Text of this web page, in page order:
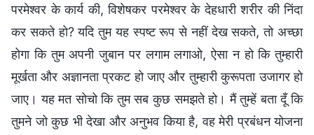
परमेश्वर के कार्य की, विशेषकर परमेश्वर के देहधारी शरीर की निंदा
कर सकते हो? यदि तुम यह स्पष्ट रूप से नहीं देख सकते, तो अच्छा
होगा कि तुम अपनी जुबान पर लगाम लगाओ, ऐसा न हो कि तुम्हारी
मूर्खता और अज्ञानता प्रकट हो जाए और तुम्हारी कुरूपता उजागर हो
जाए। यह मत सोचो कि तुम सब कुछ समझते हो। मैं तुम्हें बता दूँ कि
तुमने जो कुछ भी देखा और अनुभव किया है, वह मेरी प्रबंधन योजना